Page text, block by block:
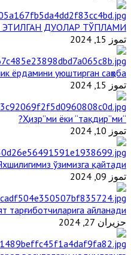
ДУОЛАР ТЎПЛАМИ
تموز 15, 2024
ёрдамини уюштирган саҳоба
تموز 15, 2024
“Ҳизр”ми ёки “тақдир”ми?
تموز 10, 2024
ўзимизга қайтади
تموز 09, 2024
тарғиботчиларига айланади
حزيران 27, 2024